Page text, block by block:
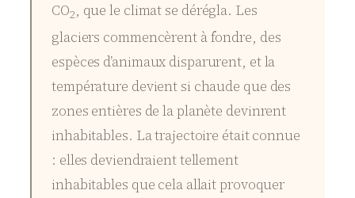
CO2, que le climat se dérégla. Les
glaciers commencèrent à fondre, des
espèces d’animaux disparurent, et la
température devient si chaude que des
zones entières de la planète devinrent
inhabitables. La trajectoire était connue
: elles deviendraient tellement
inhabitables que cela allait provoquer